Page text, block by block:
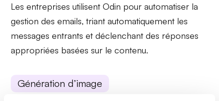
Les entreprises utilisent Odin pourautomatiser la
gestion des emails, triant automatiquement les
messages entrants et déclenchant des réponses
appropriées basées sur le contenu.
Génération d’image